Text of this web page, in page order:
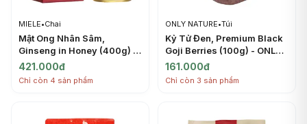
MIELE•Chai
Mật Ong Nhân Sâm,
Ginseng in Honey (400g) -
MIELE
421.000đ
Chỉ còn 4 sản phẩm
ONLY NATURE•Túi
Kỷ Tử Đen, Premium Black
Goji Berries (100g) - ONLY
NATURE
161.000đ
Chỉ còn 3 sản phẩm